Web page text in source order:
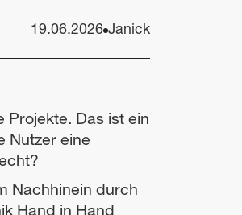
19.06.2026 Janick
Das ist ein
Nutzer eine
Nachhinein durch
Hand in Hand